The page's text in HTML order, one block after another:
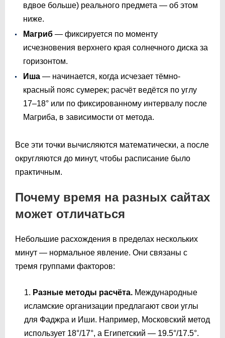
вдвое больше) реального предмета — об этом
ниже.
Магриб — фиксируется по моменту
исчезновения верхнего края солнечного диска за
горизонтом.
Иша — начинается, когда исчезает тёмно-
красный пояс сумерек; расчёт ведётся по углу
17–18° или по фиксированному интервалу после
Магриба, в зависимости от метода.
Все эти точки вычисляются математически, а после
округляются до минут, чтобы расписание было
практичным.
Почему время на разных сайтах
может отличаться
Небольшие расхождения в пределах нескольких
минут — нормальное явление. Они связаны с
тремя группами факторов:
Разные методы расчёта. Международные
исламские организации предлагают свои углы
для Фаджра и Иши. Например, Московский метод
использует 18°/17°, а Египетский — 19.5°/17.5°.